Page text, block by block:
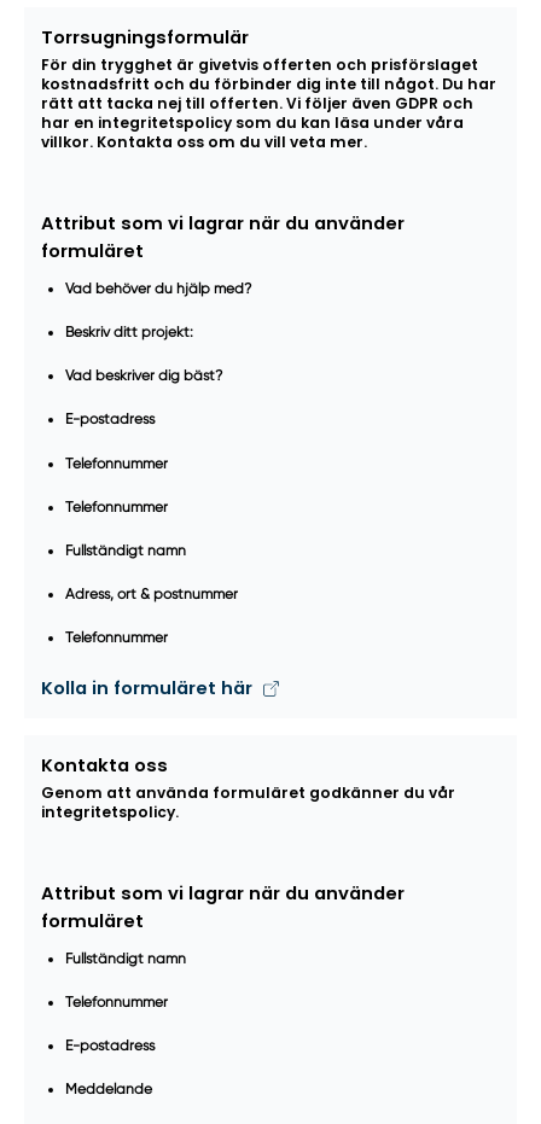
Torrsugningsformulär
För din trygghet är givetvis offerten och prisförslaget
kostnadsfritt och du förbinder dig inte till något. Du har
rätt att tacka nej till offerten. Vi följer även GDPR och
har en integritetspolicy som du kan läsa under våra
villkor. Kontakta oss om du vill veta mer.
Attribut som vi lagrar när du använder
formuläret
Vad behöver du hjälp med?
Beskriv ditt projekt:
Vad beskriver dig bäst?
E-postadress
Telefonnummer
Telefonnummer
Fullständigt namn
Adress, ort & postnummer
Telefonnummer
Kolla in formuläret här
Kontakta oss
Genom att använda formuläret godkänner du vår
integritetspolicy.
Attribut som vi lagrar när du använder
formuläret
Fullständigt namn
Telefonnummer
E-postadress
Meddelande